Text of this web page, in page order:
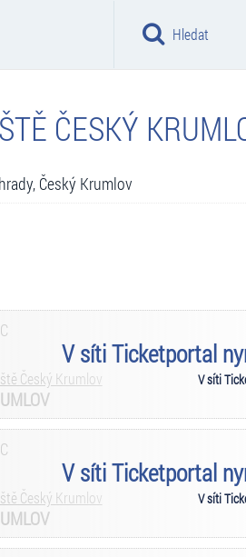
Hledat
ČESKÝ
Český Krumlov
V síti Ticketportal
V síti
Český Krumlov
V síti Ticketportal
V síti
Český Krumlov